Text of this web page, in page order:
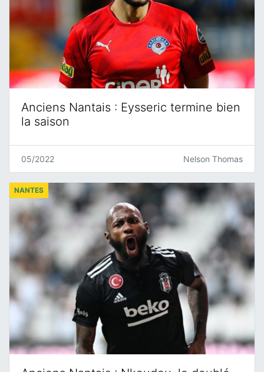
Anciens Nantais : Eysseric termine bien
la saison
05/2022 Nelson Thomas
NANTES